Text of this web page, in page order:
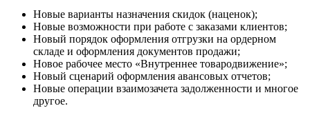
Новые варианты назначения скидок (наценок);
Новые возможности при работе с заказами клиентов;
Новый порядок оформления отгрузки на ордерном
складе и оформления документов продажи;
Новое рабочее место «Внутреннее товародвижение»;
Новый сценарий оформления авансовых отчетов;
Новые операции взаимозачета задолженности и многое
другое.